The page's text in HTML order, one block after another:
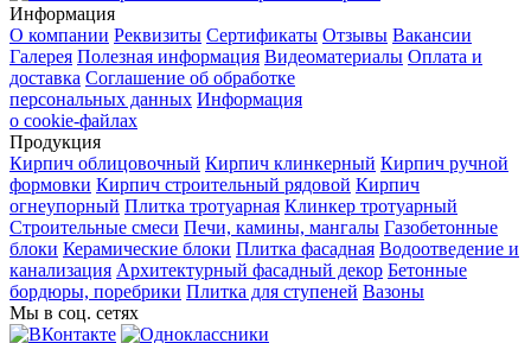
Информация
О компании Реквизиты Сертификаты Отзывы Вакансии
Галерея Полезная информация Видеоматериалы Оплата и
доставка Соглашение об обработке
персональных данных Информация
о cookie-файлах
Продукция
Кирпич облицовочный Кирпич клинкерный Кирпич ручной
формовки Кирпич строительный рядовой Кирпич
огнеупорный Плитка тротуарная Клинкер тротуарный
Строительные смеси Печи, камины, мангалы Газобетонные
блоки Керамические блоки Плитка фасадная Водоотведение и
канализация Архитектурный фасадный декор Бетонные
бордюры, поребрики Плитка для ступеней Вазоны
Мы в соц. сетях